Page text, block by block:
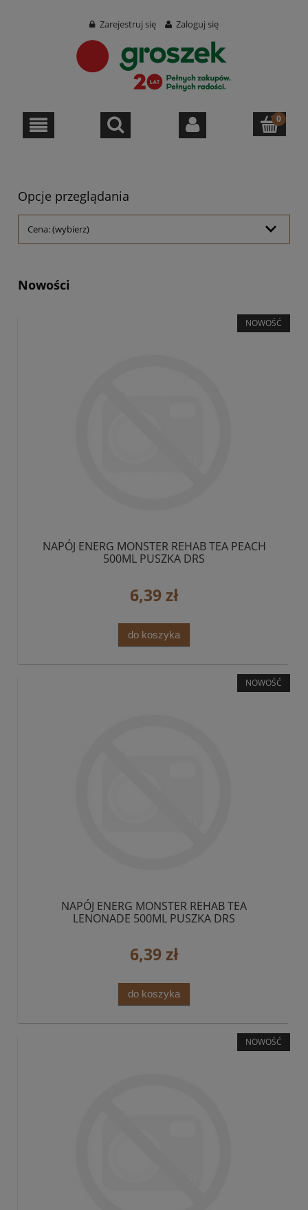
Zarejestruj się Zaloguj się
Opcje przeglądania
Cena: (wybierz)
Nowości
NAPÓJ ENERG MONSTER REHAB TEA PEACH
500ML PUSZKA DRS
6,39 zł
do koszyka
NOWOŚĆ
NAPÓJ ENERG MONSTER REHAB TEA
LENONADE 500ML PUSZKA DRS
6,39 zł
do koszyka
NOWOŚĆ
NOWOŚĆ